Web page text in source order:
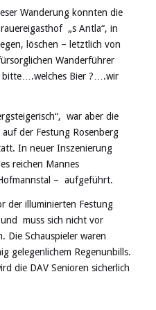
Wanderung konnten die
„s Antla“, in
löschen – letztlich von
Wanderführer
bitte….welches Bier ?….wir
war aber die
der Festung Rosenberg
In neuer Inszenierung
reichen Mannes
– aufgeführt.
der illuminierten Festung
muss sich nicht vor
Die Schauspieler waren
gelegenlichem Regenunbills.
die DAV Senioren sicherlich